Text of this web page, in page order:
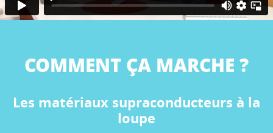
COMMENT ÇA MARCHE ?
Les matériaux supraconducteurs à la
loupe